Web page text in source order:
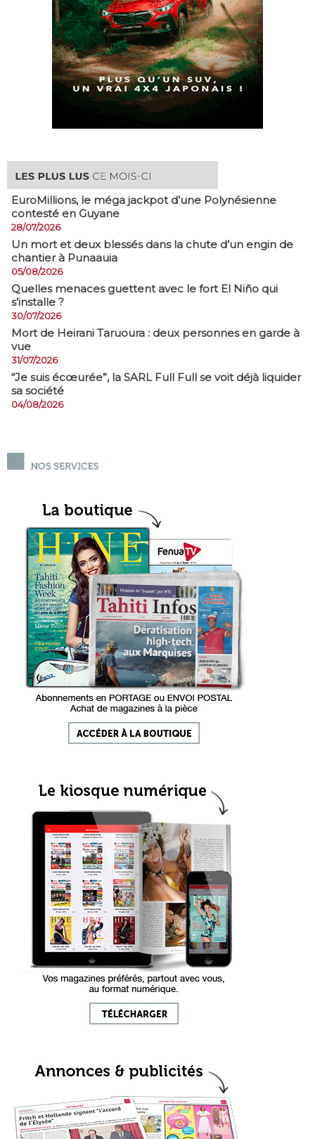
EuroMillions, ​le méga jackpot d’une Polynésienne
contesté en Guyane
28/07/2026
​Un mort et deux blessés dans la chute d’un engin de
chantier à Punaauia
05/08/2026
Quelles menaces guettent avec le fort El Niño qui
s’installe ?
30/07/2026
Mort de Heirani Taruoura : deux personnes en garde à
vue
31/07/2026
​“Je suis écœurée”, la SARL Full Full se voit déjà liquider
sa société
04/08/2026